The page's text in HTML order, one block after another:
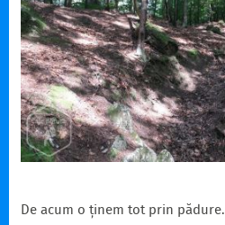
De acum o ținem tot prin pădure.